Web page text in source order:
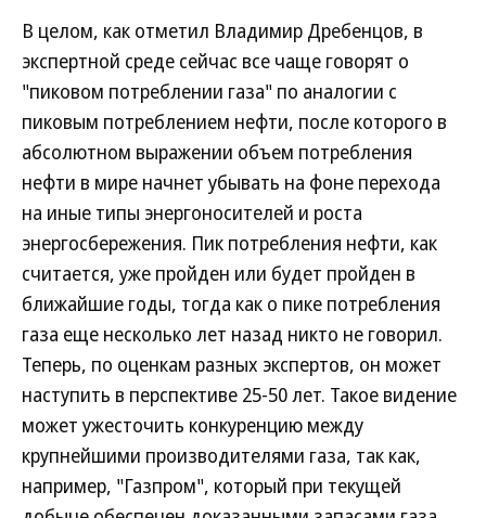
В целом, как отметил Владимир Дребенцов, в
экспертной среде сейчас все чаще говорят о
"пиковом потреблении газа" по аналогии с
пиковым потреблением нефти, после которого в
абсолютном выражении объем потребления
нефти в мире начнет убывать на фоне перехода
на иные типы энергоносителей и роста
энергосбережения. Пик потребления нефти, как
считается, уже пройден или будет пройден в
ближайшие годы, тогда как о пике потребления
газа еще несколько лет назад никто не говорил.
Теперь, по оценкам разных экспертов, он может
наступить в перспективе 25-50 лет. Такое видение
может ужесточить конкуренцию между
крупнейшими производителями газа, так как,
например, "Газпром", который при текущей